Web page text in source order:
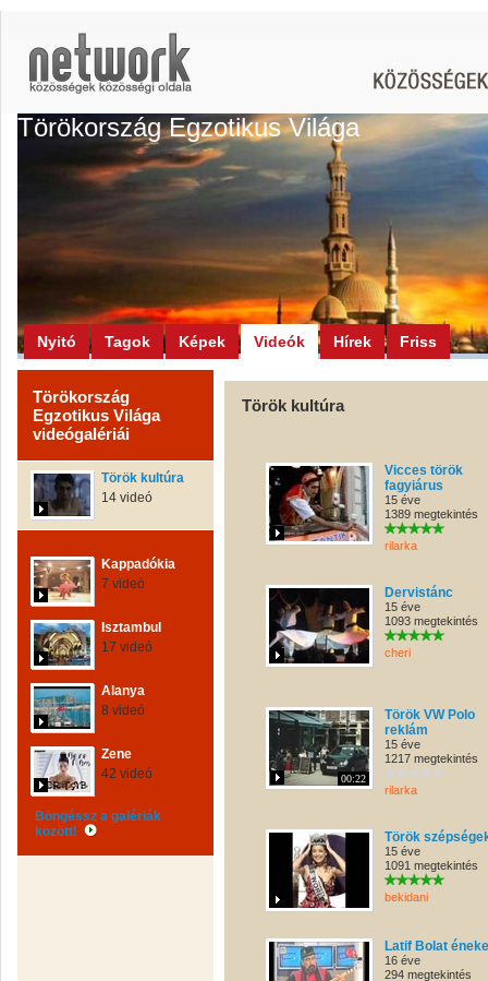
Törökország Egzotikus Világa
Nyitó Tagok Képek Videók Hírek Friss
Törökország
Egzotikus Világa
videógalériái
Török kultúra
14 videó
Kappadókia
7 videó
Isztambul
17 videó
Alanya
8 videó
Zene
42 videó
Böngéssz a galériák
között!
Török kultúra
Vicces török
fagyiárus
15 éve
1389 megtekintés
rilarka
Dervistánc
15 éve
1093 megtekintés
cheri
00:22
Török VW Polo
reklám
15 éve
1217 megtekintés
rilarka
Török
15 éve
1091 megtekintés
bekidani
Latif Bolat
16 éve
294 megtekintés